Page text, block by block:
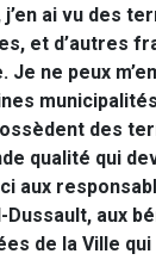
ai vu des
et d’autres
Je ne peux
des
qualité qui
aux
Dussault, aux
de la Ville